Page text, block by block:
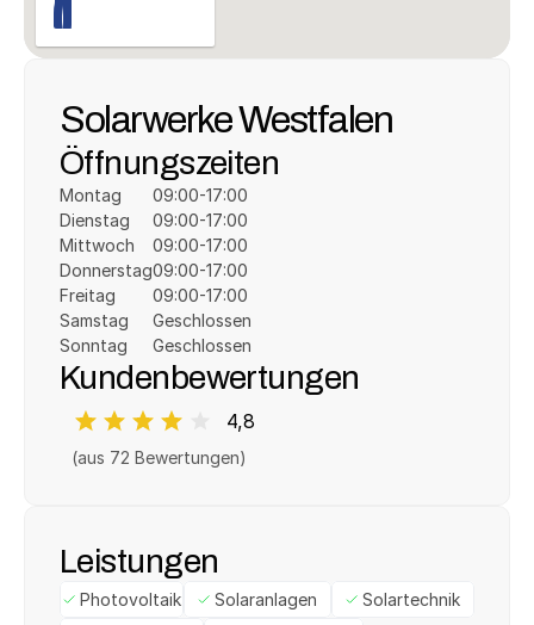
Solarwerke Westfalen
Öffnungszeiten
Montag
Dienstag
Mittwoch
Donnerstag
Freitag
Samstag
Sonntag
09:00-17:00
09:00-17:00
09:00-17:00
09:00-17:00
09:00-17:00
Geschlossen
Geschlossen
Kundenbewertungen
4,8
(aus 72 Bewertungen)
Leistungen
Photovoltaik Solaranlagen
Solartechnik